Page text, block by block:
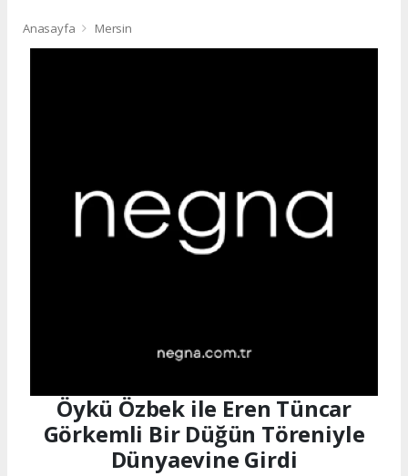
Anasayfa Mersin
Öykü Özbek ile Eren Tüncar
Görkemli Bir Düğün Töreniyle
Dünyaevine Girdi